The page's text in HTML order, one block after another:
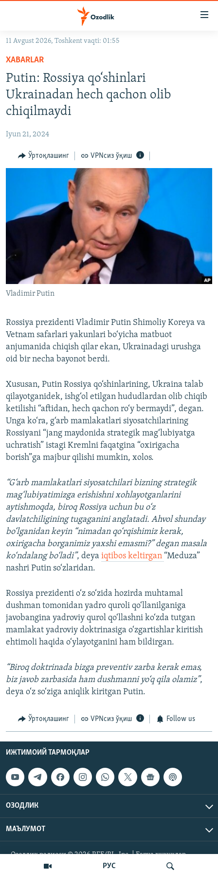
ўтинг
Асосий
навигацияга
ўтинг
Қидиришга
ўтинг
OZODARXIV
На русском
ИЖТИМОИЙ ТАРМОҚЛАР
Озодлик бошқа тилларда
РУС
11 Avgust 2026, Toshkent vaqti: 01:55
XABARLAR
Putin: Rossiya qo‘shinlari
Ukrainadan hech qachon olib
chiqilmaydi
Iyun 21, 2024
Ўртоқлашинг VPNсиз ўқиш
Vladimir Putin
Rossiya prezidenti Vladimir Putin Shimoliy Koreya va
Vetnam safarlari yakunlari bo‘yicha matbuot
anjumanida chiqish qilar ekan, Ukrainadagi urushga
oid bir necha bayonot berdi.
Xususan, Putin Rossiya qo‘shinlarining, Ukraina talab
qilayotganidek, ishg‘ol etilgan hududlardan olib chiqib
ketilishi “aftidan, hech qachon ro‘y bermaydi”, degan.
Unga ko‘ra, g‘arb mamlakatlari siyosatchilarining
Rossiyani “jang maydonida strategik mag‘lubiyatga
uchratish” istagi Kremlni faqatgina “oxirigacha
borish”ga majbur qilishi mumkin, xolos.
“G‘arb mamlakatlari siyosatchilari bizning strategik
mag‘lubiyatimizga erishishni xohlayotganlarini
aytishmoqda, biroq Rossiya uchun bu o‘z
davlatchiligining tugaganini anglatadi. Ahvol shunday
bo‘lganidan keyin “nimadan qo‘rqishimiz kerak,
oxirigacha borganimiz yaxshi emasmi?” degan masala
ko‘ndalang bo‘ladi”, deya iqtibos keltirgan “Meduza”
nashri Putin so‘zlaridan.
Rossiya prezidenti o‘z so‘zida hozirda muhtamal
dushman tomonidan yadro quroli qo‘llanilganiga
javobangina yadroviy qurol qo‘llashni ko‘zda tutgan
mamlakat yadroviy doktrinasiga o‘zgartishlar kiritish
ehtimoli haqida o‘ylayotganini ham bildirgan.
“Biroq doktrinada bizga preventiv zarba kerak emas,
biz javob zarbasida ham dushmanni yo‘q qila olamiz”,
deya o‘z so‘ziga aniqlik kiritgan Putin.
Ўртоқлашинг VPNсиз ўқиш Follow us
ИЖТИМОИЙ ТАРМОҚЛАР
ОЗОДЛИК
МАЪЛУМОТ
Озодлик радиоси © 2026 RFE/RL, Inc. | Барча ҳуқуқлар
ҳимояланган.